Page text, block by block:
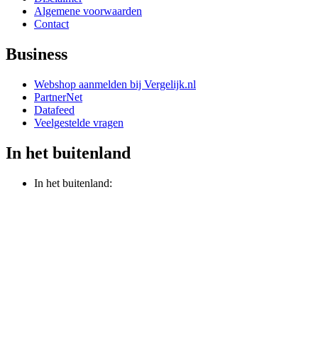
Algemene voorwaarden
Contact
Business
Webshop aanmelden bij Vergelijk.nl
PartnerNet
Datafeed
Veelgestelde vragen
In het buitenland
In het buitenland: